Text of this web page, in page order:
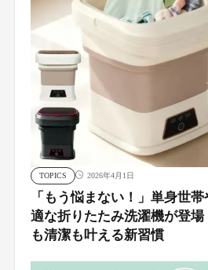
TOPICS 2026年4月1日
「もう悩まない！」単身世
適な折りたたみ洗濯機が登
も清潔も叶える新習慣